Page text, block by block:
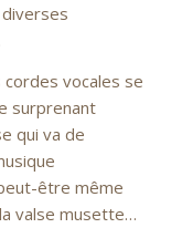
vocales se
surprenant
qui va de
être même
valse musette…